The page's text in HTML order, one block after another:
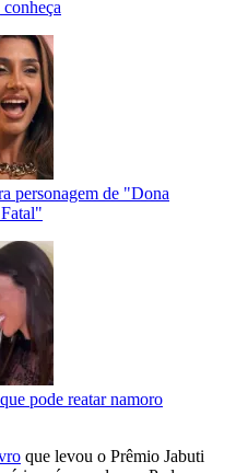
personagem de "Dona
pode reatar namoro
que levou o Prêmio Jabuti